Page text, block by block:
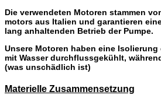
Die verwendeten Motoren stammen
motors aus Italien und garantieren
lang anhaltenden Betrieb der Pumpe.
Unsere Motoren haben eine
mit Wasser durchflussgekühlt,
(was unschädlich ist)
Materielle Zusammensetzung